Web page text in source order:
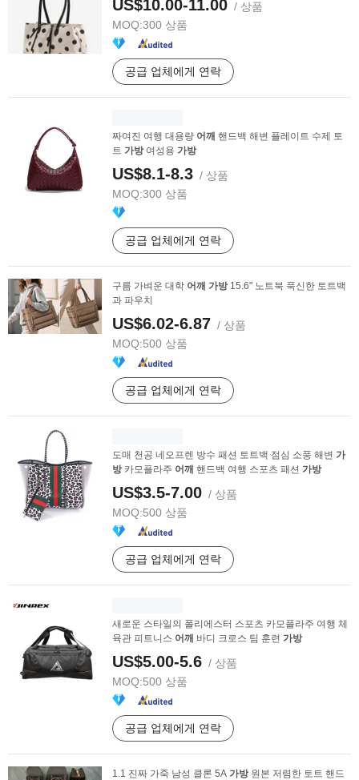
US$10.00-11.00 / 상품
MOQ:300 상품
공급 업체에게 연락
짜여진 여행 대용량 어깨 핸드백 해변 플레이트 수제 토
트 가방여성용 가방
US$8.1-8.3 / 상품
MOQ:300 상품
공급 업체에게 연락
구름 가벼운 대학 어깨 가방15.6" 노트북 푹신한 토트백
과 파우치
US$6.02-6.87 / 상품
MOQ:500 상품
공급 업체에게 연락
도매 천공 네오프렌 방수 패션 토트백 점심 소풍 해변 가
방카모플라주 어깨 핸드백 여행 스포츠 패션 가방
US$3.5-7.00 / 상품
MOQ:500 상품
공급 업체에게 연락
새로운 스타일의 폴리에스터 스포츠 카모플라주 여행 체
육관 피트니스 어깨 바디 크로스 팀 훈련 가방
US$5.00-5.6 / 상품
MOQ:500 상품
공급 업체에게 연락
1.1 진짜 가죽 남성 클론 5A 가방원본 저렴한 토트 핸드